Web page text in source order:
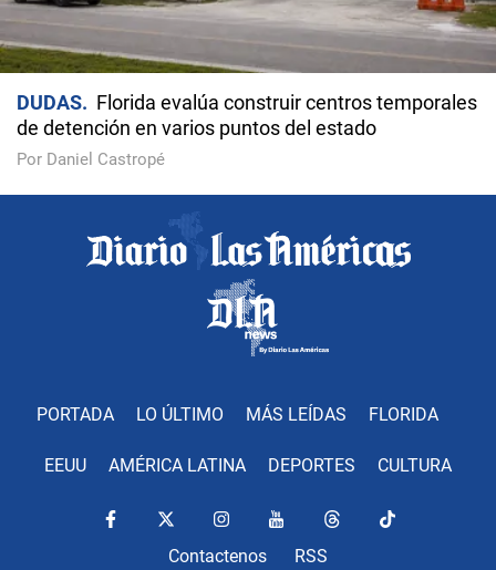
DUDAS
Florida evalúa construir centros temporales
de detención en varios puntos del estado
Por Daniel Castropé
PORTADA LO ÚLTIMO MÁS LEÍDAS FLORIDA
EEUU AMÉRICA LATINA DEPORTES CULTURA
Contactenos RSS